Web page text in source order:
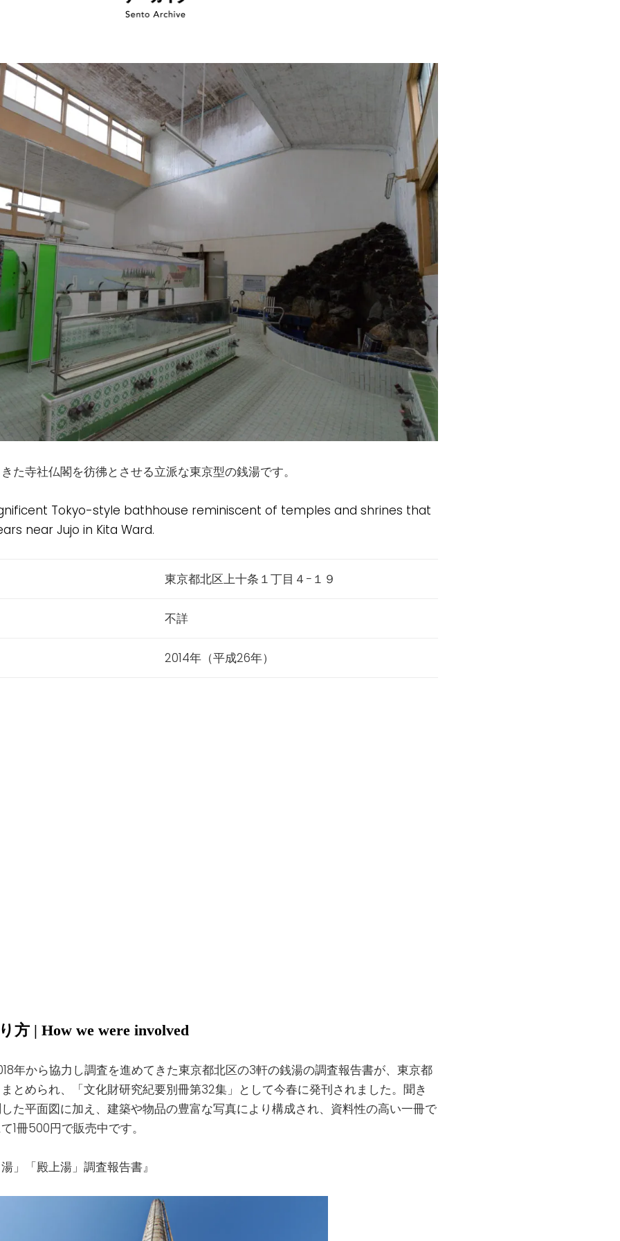
た寺社仏閣を彷彿とさせる立派な東京型の銭湯です。
Tokyo-style bathhouse reminiscent of temples and shrines that
near Jujo in Kita Ward.
東京都北区上十条１丁目４−１９
不詳
2014年（平成26年）
方 | How we were involved
年から協力し調査を進めてきた東京都北区の3軒の銭湯の調査報告書が、東京都
とめられ、「文化財研究紀要別冊第32集」として今春に発刊されました。聞き
た平面図に加え、建築や物品の豊富な写真により構成され、資料性の高い一冊で
1冊500円で販売中です。
」「殿上湯」調査報告書』